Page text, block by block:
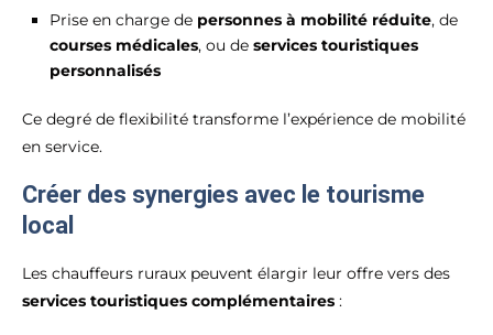
Prise en charge de personnes à mobilité réduite, de
courses médicales, ou de services touristiques
personnalisés
Ce degré de flexibilité transforme l’expérience de mobilité
en service.
Créer des synergies avec le tourisme
local
Les chauffeurs ruraux peuvent élargir leur offre vers des
services touristiques complémentaires :